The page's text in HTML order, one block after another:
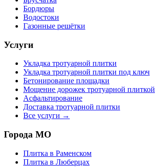
Бордюры
Водостоки
Газонные решётки
Услуги
Укладка тротуарной плитки
Укладка тротуарной плитки под ключ
Бетонирование площадки
Мощение дорожек тротуарной плиткой
Асфальтирование
Доставка тротуарной плитки
Все услуги →
Города МО
Плитка в Раменском
Плитка в Люберцах